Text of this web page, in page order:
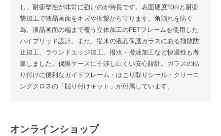
し、耐衝撃性が非常に強いのが特長です。表面硬度10Hと耐衝
撃加工で液晶画面をキズや衝撃から守ります。角割れを防ぐ
為、液晶画面の端まで覆う立体加工のPETフレームを使用した
ハイブリッド設計。また、従来の液晶保護ガラスにある飛散防
止加工、ラウンドエッジ加工、撥水・撥油加工など快適性も考
慮しました。保護ケースに干渉しにくい安心設計。ガラスの貼
り付けに便利なガイドフレーム・ほこり取りシール・クリーニ
ングクロスの「貼り付けキット」が付属しています。
オンラインショップ